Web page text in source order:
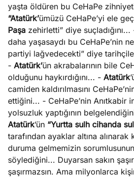
Ağustos
4, 2026
umutlu
ister
Köşe
Yazıları
yaşta öldüren bu CeHaPe
“Atatürk’ümüzü CeHaPe’yi ele
Paşa zehirletti” diye suçladığını...
daha yaşasaydı bu CeHaPe’nin
partiyi lağvedecekti” diye
- Atatürk’ün akrabalarının bile
olduğunu haykırdığını... - Atatürk
camiden kaldırılmasını
ettiğini... - CeHaPe’nin Anıtkabir
yolsuzluk yaptığının
Atatürk’ün “Yurtta sulh cihanda
tarafından ayaklar altına alınarak
duruma gelmemizin
söylediğini... Duyarsan sakın
şaşırmazsın. Ama milyonlarca